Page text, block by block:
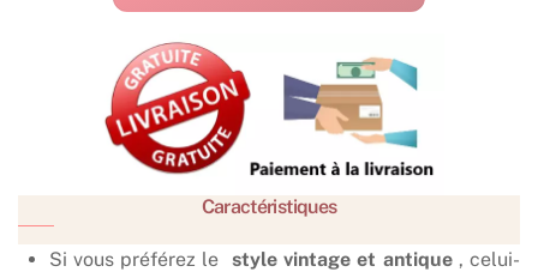
Caractéristiques
Si vous préférez le style vintage et antique, celui-